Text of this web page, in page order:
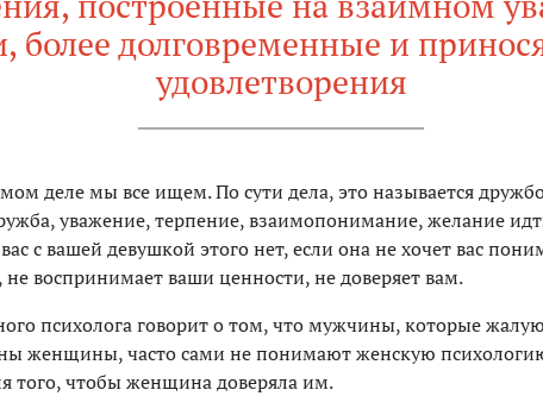
более долговременные и
удовлетворения
деле мы все ищем. По сути дела, это называется
уважение, терпение, взаимопонимание, желание
с вашей девушкой этого нет, если она не хочет вас
воспринимает ваши ценности, не доверяет вам.
психолога говорит о том, что мужчины, которые
женщины, часто сами не понимают женскую
того, чтобы женщина доверяла им.